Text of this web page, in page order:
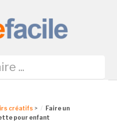
créatifs >
Faire un
pour enfant